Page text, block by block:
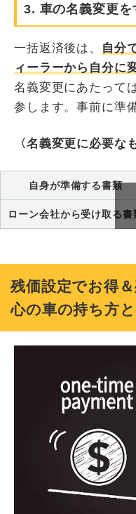
3. 車の名義変更を
一括返済後は、
自分
ィーラーから自分に
名義変更にあたって
参します。事前に準
〈名義変更に必要な
自身が準備する書類
ローン会社から受け取る書
残価設定でお得
心の車の持ち方